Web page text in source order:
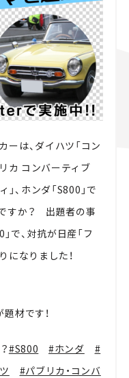
は、ダイハツ「コン
カ コンバーティブ
、ホンダ「S800」で
すか？ 出題者の事
で、対抗が日産「フ
になりました！
材です！
#S800 #ホンダ
#
#パブリカ・コンバ